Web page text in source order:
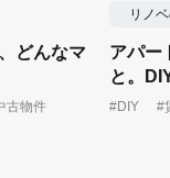
どんなマ
古物件
リノ
アパー
と。
#DIY #